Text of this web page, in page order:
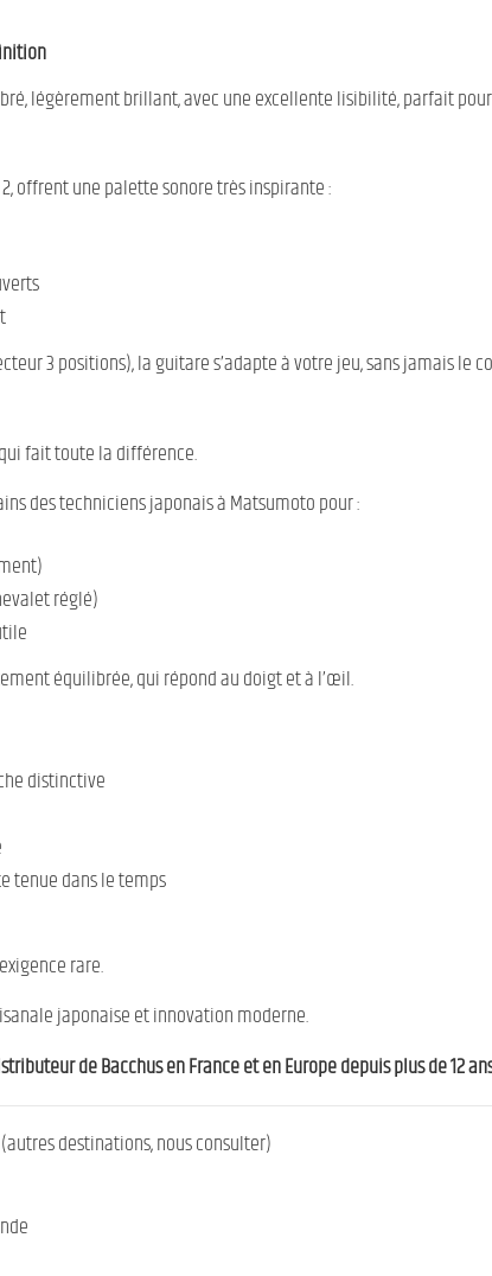
légèrement brillant, avec une excellente lisibilité, parfait
offrent une palette sonore très inspirante :
3 positions), la guitare s’adapte à votre jeu, sans jamais le
fait toute la différence.
des techniciens japonais à Matsumoto pour :
réglé)
équilibrée, qui répond au doigt et à l’œil.
distinctive
tenue dans le temps
rare.
japonaise et innovation moderne.
de Bacchus en France et en Europe depuis plus de 12
destinations, nous consulter)